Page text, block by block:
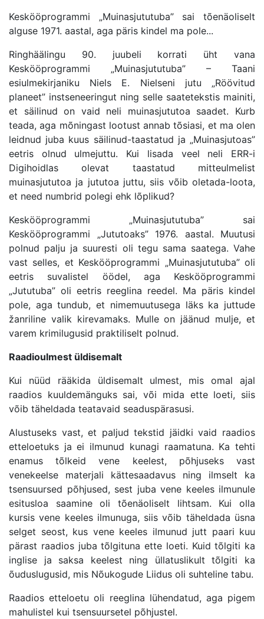
Keskööprogrammi „Muinasjututuba” sai tõenäoliselt
alguse 1971. aastal, aga päris kindel ma pole...
Ringhäälingu 90. juubeli korrati üht vana
Keskööprogrammi „Muinasjututuba” – Taani
esiulmekirjaniku Niels E. Nielseni jutu „Röövitud
planeet” instseneeringut ning selle saatetekstis mainiti,
et säilinud on vaid neli muinasjututoa saadet. Kurb
teada, aga mõningast lootust annab tõsiasi, et ma olen
leidnud juba kuus säilinud-taastatud ja „Muinasjutoas”
eetris olnud ulmejuttu. Kui lisada veel neli ERR-i
Digihoidlas olevat taastatud mitteulmelist
muinasjututoa ja jututoa juttu, siis võib oletada-loota,
et need numbrid polegi ehk lõplikud?
Keskööprogrammi „Muinasjututuba” sai
Keskööprogrammi „Jututoaks” 1976. aastal. Muutusi
polnud palju ja suuresti oli tegu sama saatega. Vahe
vast selles, et Keskööprogrammi „Muinasjututuba” oli
eetris suvalistel öödel, aga Keskööprogrammi
„Jututuba” oli eetris reeglina reedel. Ma päris kindel
pole, aga tundub, et nimemuutusega läks ka juttude
žanriline valik kirevamaks. Mulle on jäänud mulje, et
varem krimilugusid praktiliselt polnud.
Raadioulmest üldisemalt
Kui nüüd rääkida üldisemalt ulmest, mis omal ajal
raadios kuuldemänguks sai, või mida ette loeti, siis
võib täheldada teatavaid seaduspärasusi.
Alustuseks vast, et paljud tekstid jäidki vaid raadios
etteloetuks ja ei ilmunud kunagi raamatuna. Ka tehti
enamus tõlkeid vene keelest, põhjuseks vast
venekeelse materjali kättesaadavus ning ilmselt ka
tsensuursed põhjused, sest juba vene keeles ilmunule
esitusloa saamine oli tõenäoliselt lihtsam. Kui olla
kursis vene keeles ilmunuga, siis võib täheldada üsna
selget seost, kus vene keeles ilmunud jutt paari kuu
pärast raadios juba tõlgituna ette loeti. Kuid tõlgiti ka
inglise ja saksa keelest ning üllatuslikult tõlgiti ka
õuduslugusid, mis Nõukogude Liidus oli suhteline tabu.
Raadios etteloetu oli reeglina lühendatud, aga pigem
mahulistel kui tsensuursetel põhjustel.